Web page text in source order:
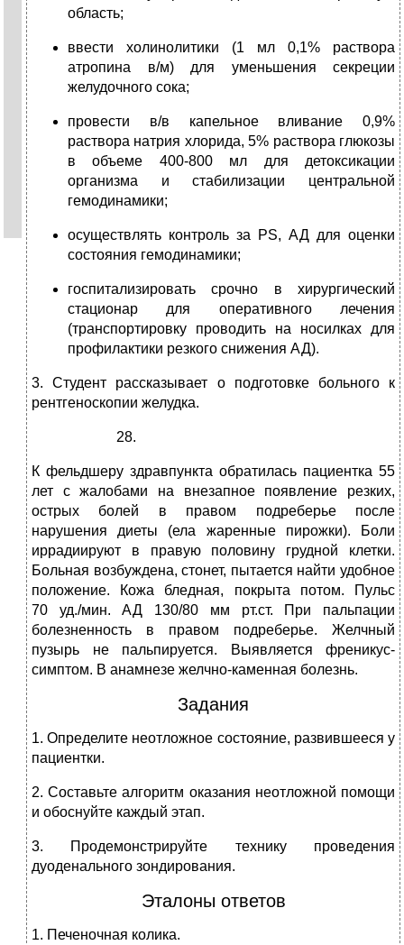
область;
ввести холинолитики (1 мл 0,1% раствора
атропина в/м) для уменьшения секреции
желудочного сока;
провести в/в капельное вливание 0,9%
раствора натрия хлорида, 5% раствора глюкозы
в объеме 400-800 мл для детоксикации
организма и стабилизации центральной
гемодинамики;
осуществлять контроль за PS, АД для оценки
состояния гемодинамики;
госпитализировать срочно в хирургический
стационар для оперативного лечения
(транспортировку проводить на носилках для
профилактики резкого снижения АД).
3. Студент рассказывает о подготовке больного к
рентгеноскопии желудка.
К фельдшеру здравпункта обратилась пациентка 55
лет с жалобами на внезапное появление резких,
острых болей в правом подреберье после
нарушения диеты (ела жаренные пирожки). Боли
иррадиируют в правую половину грудной клетки.
Больная возбуждена, стонет, пытается найти удобное
положение. Кожа бледная, покрыта потом. Пульс
70 уд./мин. АД 130/80 мм рт.ст. При пальпации
болезненность в правом подреберье. Желчный
пузырь не пальпируется. Выявляется френикус-
симптом. В анамнезе желчно-каменная болезнь.
Задания
1. Определите неотложное состояние, развившееся у
пациентки.
2. Составьте алгоритм оказания неотложной помощи
и обоснуйте каждый этап.
3. Продемонстрируйте технику проведения
дуоденального зондирования.
Эталоны ответов
1. Печеночная колика.